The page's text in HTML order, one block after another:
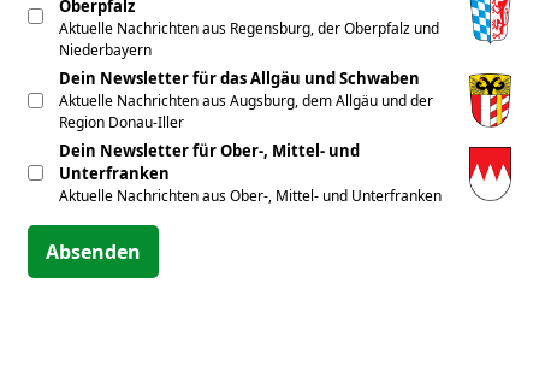
Oberpfalz
Aktuelle Nachrichten aus Regensburg, der Oberpfalz und
Niederbayern
Dein Newsletter für das Allgäu und Schwaben
Aktuelle Nachrichten aus Augsburg, dem Allgäu und der
Region Donau-Iller
Dein Newsletter für Ober-, Mittel- und
Unterfranken
Aktuelle Nachrichten aus Ober-, Mittel- und Unterfranken
Absenden